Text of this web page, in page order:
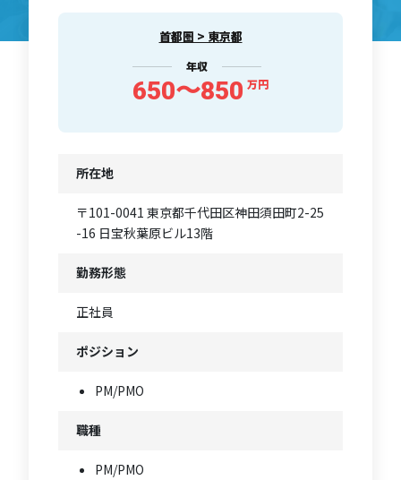
首都圏 > 東京都
年収
650〜850 万円
所在地
〒101-0041 東京都千代田区神田須田町2-25
-16 日宝秋葉原ビル13階
勤務形態
正社員
ポジション
PM/PMO
職種
PM/PMO